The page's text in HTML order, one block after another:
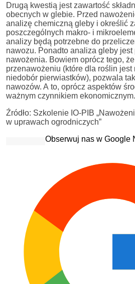
Drugą kwestią jest zawartość
obecnych w glebie. Przed
analizę chemiczną gleby i określić
poszczególnych makro- i
analizy będą potrzebne do
nawozu. Ponadto analiza gleby
nawożenia. Bowiem oprócz tego,
przenawożeniu (które dla roślin
niedobór pierwiastków), pozwala
nawozów. A to, oprócz aspektów
ważnym czynnikiem ekonomicznym.
Źródło: Szkolenie IO-PIB
w uprawach ogrodniczych”
Obserwuj nas w Google